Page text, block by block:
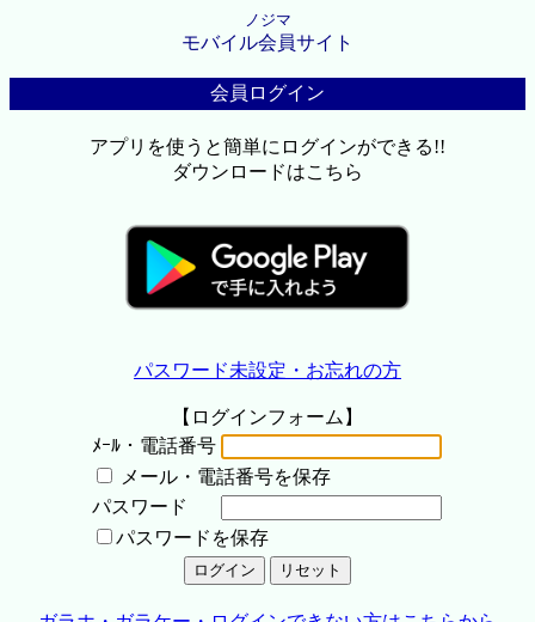
ノジマ
モバイル会員サイト
会員ログイン
アプリを使うと簡単にログインができる!!
ダウンロードはこちら
パスワード未設定・お忘れの方
【ログインフォーム】
ﾒｰﾙ・電話番号
メール・電話番号を保存
パスワード
パスワードを保存